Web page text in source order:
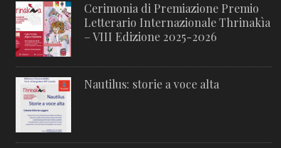
Cerimonia di Premiazione Premio
Letterario Internazionale Thrinakìa
– VIII Edizione 2025-2026
Nautilus: storie a voce alta